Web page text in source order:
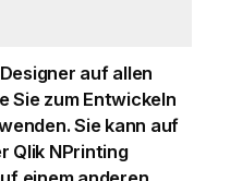
auf allen
Sie zum Entwickeln
Sie kann auf
Qlik NPrinting